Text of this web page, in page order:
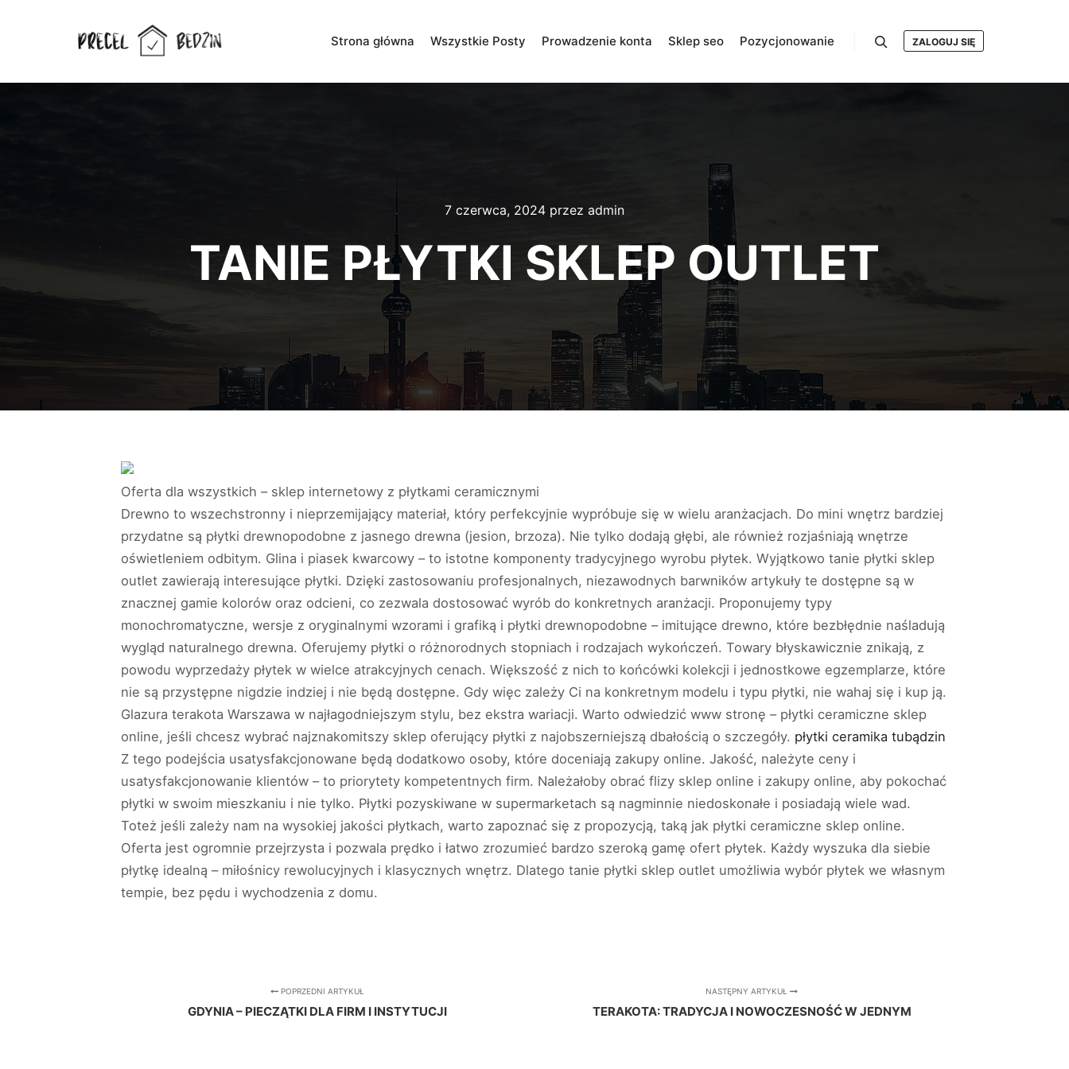
Strona główna Wszystkie Posty Prowadzenie konta Sklep seo Pozycjonowanie ZALOGUJ SIĘ
7 czerwca, 2024 przez admin
TANIE PŁYTKI SKLEP OUTLET
Oferta dla wszystkich – sklep internetowy z płytkami ceramicznymi
Drewno to wszechstronny i nieprzemijający materiał, który perfekcyjnie wypróbuje się w wielu aranżacjach. Do mini wnętrz bardziej
przydatne są płytki drewnopodobne z jasnego drewna (jesion, brzoza). Nie tylko dodają głębi, ale również rozjaśniają wnętrze
oświetleniem odbitym. Glina i piasek kwarcowy – to istotne komponenty tradycyjnego wyrobu płytek. Wyjątkowo tanie płytki sklep
outlet zawierają interesujące płytki. Dzięki zastosowaniu profesjonalnych, niezawodnych barwników artykuły te dostępne są w
znacznej gamie kolorów oraz odcieni, co zezwala dostosować wyrób do konkretnych aranżacji. Proponujemy typy
monochromatyczne, wersje z oryginalnymi wzorami i grafiką i płytki drewnopodobne – imitujące drewno, które bezbłędnie naśladują
wygląd naturalnego drewna. Oferujemy płytki o różnorodnych stopniach i rodzajach wykończeń. Towary błyskawicznie znikają, z
powodu wyprzedaży płytek w wielce atrakcyjnych cenach. Większość z nich to końcówki kolekcji i jednostkowe egzemplarze, które
nie są przystępne nigdzie indziej i nie będą dostępne. Gdy więc zależy Ci na konkretnym modelu i typu płytki, nie wahaj się i kup ją.
Glazura terakota Warszawa w najłagodniejszym stylu, bez ekstra wariacji. Warto odwiedzić www stronę – płytki ceramiczne sklep
online, jeśli chcesz wybrać najznakomitszy sklep oferujący płytki z najobszerniejszą dbałością o szczegóły. płytki ceramika tubądzin
Z tego podejścia usatysfakcjonowane będą dodatkowo osoby, które doceniają zakupy online. Jakość, należyte ceny i
usatysfakcjonowanie klientów – to priorytety kompetentnych firm. Należałoby obrać flizy sklep online i zakupy online, aby pokochać
płytki w swoim mieszkaniu i nie tylko. Płytki pozyskiwane w supermarketach są nagminnie niedoskonałe i posiadają wiele wad.
Toteż jeśli zależy nam na wysokiej jakości płytkach, warto zapoznać się z propozycją, taką jak płytki ceramiczne sklep online.
Oferta jest ogromnie przejrzysta i pozwala prędko i łatwo zrozumieć bardzo szeroką gamę ofert płytek. Każdy wyszuka dla siebie
płytkę idealną – miłośnicy rewolucyjnych i klasycznych wnętrz. Dlatego tanie płytki sklep outlet umożliwia wybór płytek we własnym
tempie, bez pędu i wychodzenia z domu.
POPRZEDNI ARTYKUŁ
GDYNIA – PIECZĄTKI DLA FIRM I INSTYTUCJI
NASTĘPNY ARTYKUŁ
TERAKOTA: TRADYCJA I NOWOCZESNOŚĆ W JEDNYM